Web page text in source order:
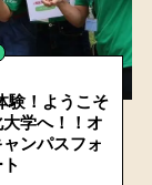
験！ようこそ
学へ！！オ
ンパスフォ